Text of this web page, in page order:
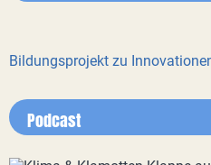
Bildungsprojekt zu
Podcast